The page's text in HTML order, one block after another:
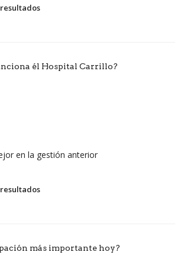
él Hospital Carrillo?
en la gestión anterior
más importante hoy?